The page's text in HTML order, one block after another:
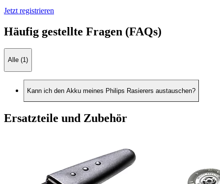
Jetzt registrieren
Häufig gestellte Fragen (FAQs)
Alle (1)
Kann ich den Akku meines Philips Rasierers austauschen?
Ersatzteile und Zubehör